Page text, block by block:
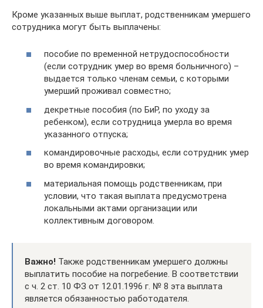
Кроме указанных выше выплат, родственникам умершего
сотрудника могут быть выплачены:
пособие по временной нетрудоспособности
(если сотрудник умер во время больничного) –
выдается только членам семьи, с которыми
умерший проживал совместно;
декретные пособия (по БиР, по уходу за
ребенком), если сотрудница умерла во время
указанного отпуска;
командировочные расходы, если сотрудник умер
во время командировки;
материальная помощь родственникам, при
условии, что такая выплата предусмотрена
локальными актами организации или
коллективным договором.
Важно! Также родственникам умершего должны
выплатить пособие на погребение. В соответствии
с ч. 2 ст. 10 ФЗ от 12.01.1996 г. № 8 эта выплата
является обязанностью работодателя.